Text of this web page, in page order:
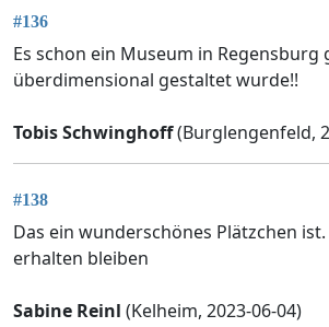
#136
Es schon ein Museum in Regensburg
überdimensional gestaltet wurde!!
Tobis Schwinghoff(Burglengenfeld,
#138
Das ein wunderschönes Plätzchen
erhalten bleiben
Sabine Reinl (Kelheim, 2023-06-04)